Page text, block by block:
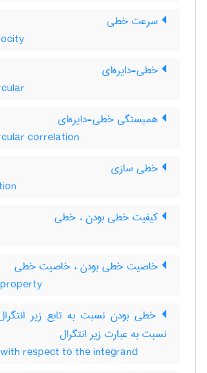
سرعت خطی
خطی-دایره‌ای
همبستگی خطی-دایره‌ای
correlation
خطی سازی
کیفیت خطی بودن ، خطی
خاصیت خطی بودن ، خاصیت خطی
خطی بودن نسبت به تابع زیر
نسبت به عبارت زیر انتگرال
respect to the integrand